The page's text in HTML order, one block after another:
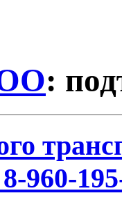
:
960-